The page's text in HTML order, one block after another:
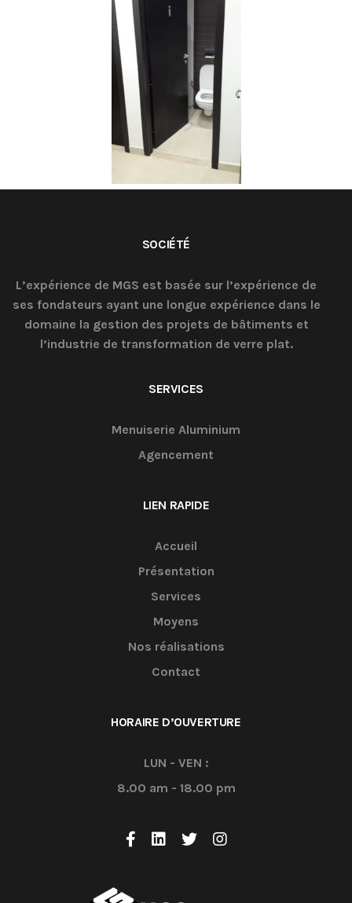
SOCIÉTÉ
L’expérience de MGS est basée sur l’expérience de
ses fondateurs ayant une longue expérience dans le
domaine la gestion des projets de bâtiments et
l’industrie de transformation de verre plat.
SERVICES
Menuiserie Aluminium
Agencement
LIEN RAPIDE
Accueil
Présentation
Services
Moyens
Nos réalisations
Contact
HORAIRE D’OUVERTURE
LUN - VEN :
8.00 am - 18.00 pm